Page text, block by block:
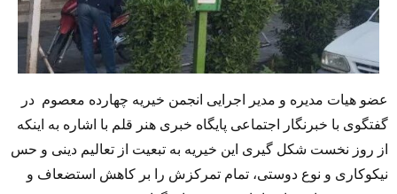
عضو هیات مدیره و مدیر اجرایی انجمن خیریه چهارده معصوم در
گفتگوی با خبرنگار اجتماعی پایگاه خبری هنر قلم با اشاره به اینکه
از روز نخست شکل گیری این خیریه به تبعیت از تعالیم دینی و حس
نیکوکاری و نوع دوستی، تمام تمرکزش را بر کاهش استضعاف و